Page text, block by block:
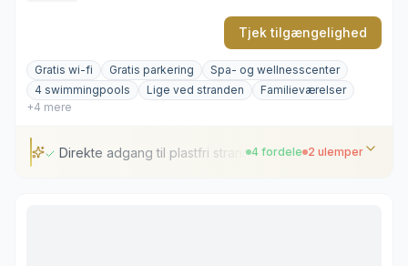
Tjek tilgængelighed
Gratis wi-fi Gratis parkering
Spa- og wellnesscenter
4 swimmingpools
Lige ved stranden
Familieværelser
+4 mere
Direkte adgang til plastfri strand4 fordele 2 ulemper